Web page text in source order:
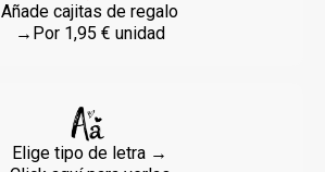
Añade cajitas de regalo
→Por 1,95 € unidad
Elige tipo de letra →